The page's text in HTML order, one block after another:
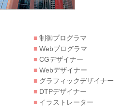
■ 制御プログラマ
■ Webプログラマ
■ CGデザイナー
■ Webデザイナー
■ グラフィックデザイナー
■ DTPデザイナー
■ イラストレーター